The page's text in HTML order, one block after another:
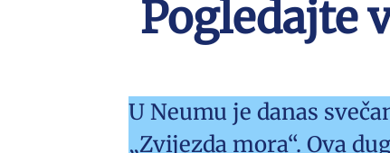
Pogledajte
U Neumu je danas
„Zvijezda mora“. Ova